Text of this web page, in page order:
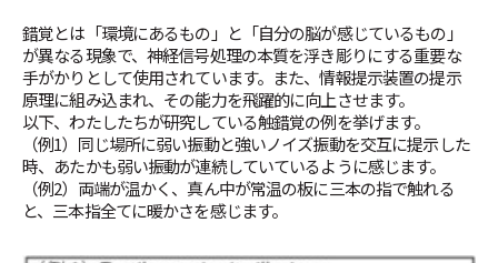
錯覚とは「環境にあるもの」と「自分の脳が感じているもの」
が異なる現象で、神経信号処理の本質を浮き彫りにする重要な
手がかりとして使用されています。また、情報提示装置の提示
原理に組み込まれ、その能力を飛躍的に向上させます。
以下、わたしたちが研究している触錯覚の例を挙げます。
（例1）同じ場所に弱い振動と強いノイズ振動を交互に提示した
時、あたかも弱い振動が連続していているように感じます。
（例2）両端が温かく、真ん中が常温の板に三本の指で触れる
と、三本指全てに暖かさを感じます。